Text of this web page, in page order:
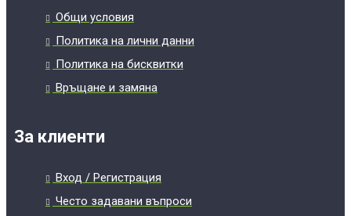
Общи условия
Политика на лични данни
Политика на бисквитки
Връщане и замяна
За клиенти
Вход / Регистрация
Често задавани въпроси